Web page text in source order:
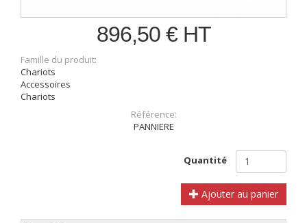
896,50 € HT
Famille du produit:
Chariots
Accessoires
Chariots
Référence:
PANNIERE
Quantité
Ajouter au panier